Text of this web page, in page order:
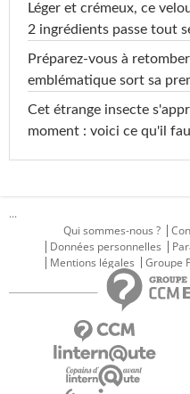
Léger et crémeux, ce
2 ingrédients passe tout
Préparez-vous à
emblématique sort sa
Cet étrange insecte
moment : voici ce qu'il
...
Qui sommes-nous ?
Données personnelles
Mentions légales
Groupe